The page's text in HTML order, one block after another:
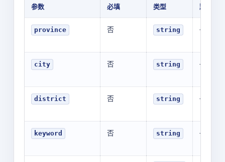
参数 必填 类型 默认值
province 否 string -
city 否 string -
district 否 string -
keyword 否 string -